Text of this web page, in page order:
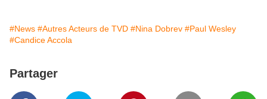
#News #Autres Acteurs de TVD #Nina Dobrev #Paul Wesley
#Candice Accola
Partager